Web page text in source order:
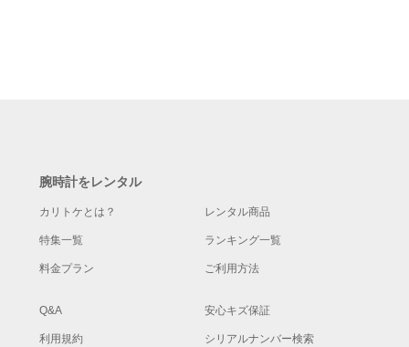
腕時計をレンタル
カリトケとは？ レンタル商品
特集一覧 ランキング一覧
料金プラン ご利用方法
Q&A 安心キズ保証
利用規約 シリアルナンバー検索